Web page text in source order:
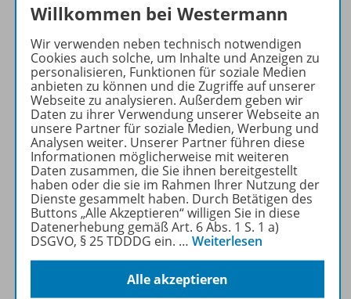
Vorzügen einer
benutzerfreundlichen und
intuitiven
Softwareumgebung.
Mehr erfahren
Produktinformationen
Beschreibung
Willkommen bei Westermann
Wir verwenden neben technisch notwendigen
Cookies auch solche, um Inhalte und Anzeigen zu
personalisieren, Funktionen für soziale Medien
anbieten zu können und die Zugriffe auf unserer
Webseite zu analysieren. Außerdem geben wir
Daten zu ihrer Verwendung unserer Webseite an
unsere Partner für soziale Medien, Werbung und
Analysen weiter. Unserer Partner führen diese
Informationen möglicherweise mit weiteren
Daten zusammen, die Sie ihnen bereitgestellt
haben oder die sie im Rahmen Ihrer Nutzung der
Dienste gesammelt haben. Durch Betätigen des
Buttons „Alle Akzeptieren“ willigen Sie in diese
Datenerhebung gemäß Art. 6 Abs. 1 S. 1 a)
DSGVO, § 25 TDDDG ein. … Weiterlesen
Alle akzeptieren